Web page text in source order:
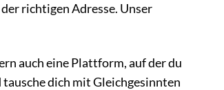
richtigen Adresse. Unser
auch eine Plattform, auf der du
dich mit Gleichgesinnten